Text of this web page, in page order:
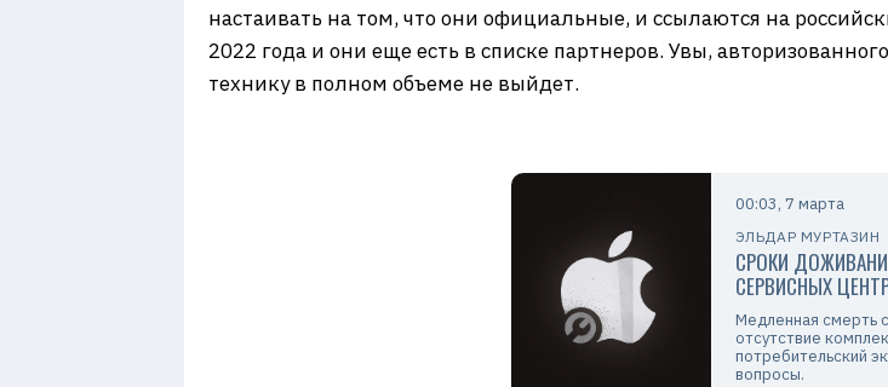
настаивать на том, что они официальные, и ссылаются на
2022 года и они еще есть в списке партнеров. Увы,
технику в полном объеме не выйдет.
00:03, 7 марта
ЭЛЬДАР МУРТАЗИН
СРОКИ
СЕРВИСНЫХ
Медленная смерть
отсутствие
потребительский
вопросы.